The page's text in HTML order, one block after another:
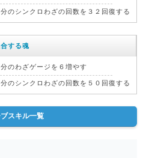
のシンクロわざの回数を３２回復する
する魂
のわざゲージを６増やす
のシンクロわざの回数を５０回復する
スキル一覧